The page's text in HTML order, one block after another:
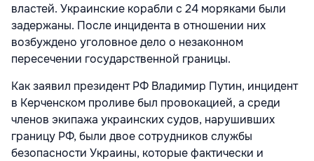
властей. Украинские корабли с 24 моряками были
задержаны. После инцидента в отношении них
возбуждено уголовное дело о незаконном
пересечении государственной границы.
Как заявил президент РФ Владимир Путин, инцидент
в Керченском проливе был провокацией, а среди
членов экипажа украинских судов, нарушивших
границу РФ, были двое сотрудников службы
безопасности Украины, которые фактически и